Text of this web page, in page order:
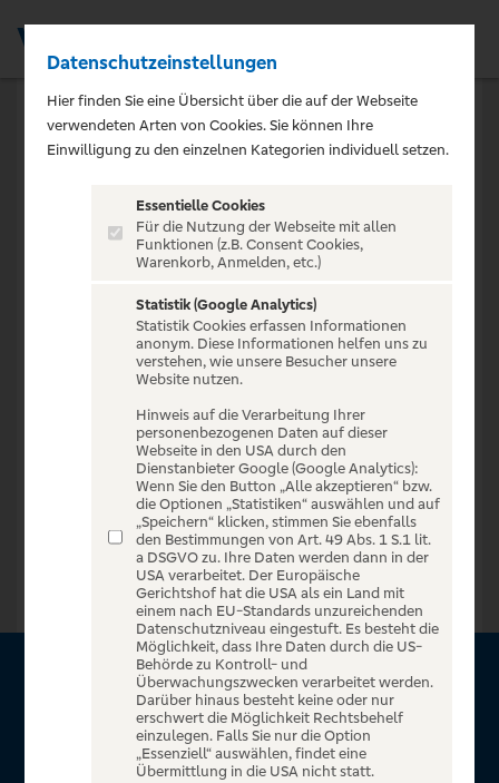
Promotion nicht
gefunden
Diese Promotion existiert nicht oder ist bereits
Zur Startseite
Über VR Entertain
Herzlich willkommen auf VR Entertain, ein exklusiver Service
für alle Kunden der Volksbanken Raiffeisenbanken. Auf
Datenschutzeinstellungen
Hier finden Sie eine Übersicht über die auf der Webseite
verwendeten Arten von Cookies. Sie können Ihre
Einwilligung zu den einzelnen Kategorien individuell setzen.
Essentielle Cookies
Für die Nutzung der Webseite mit allen
Funktionen (z.B. Consent Cookies,
Warenkorb, Anmelden, etc.)
Statistik (Google Analytics)
Statistik Cookies erfassen Informationen
anonym. Diese Informationen helfen uns zu
verstehen, wie unsere Besucher unsere
Website nutzen.
Hinweis auf die Verarbeitung Ihrer
personenbezogenen Daten auf dieser
Webseite in den USA durch den
Dienstanbieter Google (Google Analytics):
Wenn Sie den Button „Alle akzeptieren“ bzw.
die Optionen „Statistiken“ auswählen und auf
„Speichern“ klicken, stimmen Sie ebenfalls
den Bestimmungen von Art. 49 Abs. 1 S.1 lit.
a DSGVO zu. Ihre Daten werden dann in der
USA verarbeitet. Der Europäische
Gerichtshof hat die USA als ein Land mit
einem nach EU-Standards unzureichenden
Datenschutzniveau eingestuft. Es besteht die
Möglichkeit, dass Ihre Daten durch die US-
Behörde zu Kontroll- und
Überwachungszwecken verarbeitet werden.
Darüber hinaus besteht keine oder nur
erschwert die Möglichkeit Rechtsbehelf
einzulegen. Falls Sie nur die Option
„Essenziell“ auswählen, findet eine
Übermittlung in die USA nicht statt.